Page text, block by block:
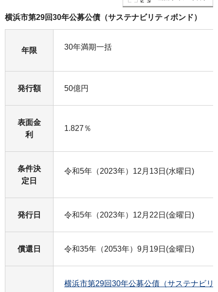
横浜市第29回30年公募公債（サステナビリティボンド）
年限 30年満期一括
発行額 50億円
表面金
利
1.827％
条件決
定日
令和5年（2023年）12月13日(水曜日)
発行日 令和5年（2023年）12月22日(金曜日)
償還日 令和35年（2053年）9月19日(金曜日)
横浜市第29回30年公募公債（サステナビリ